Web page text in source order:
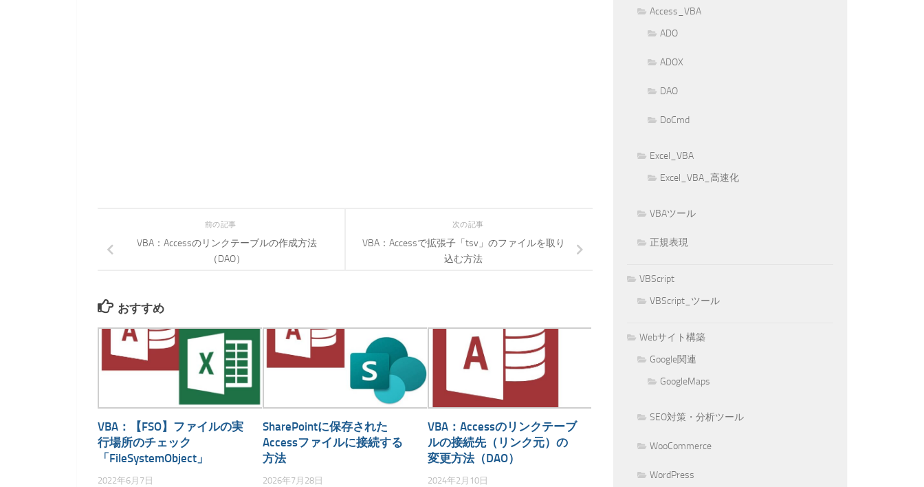
次の記事
VBA：Accessで拡張子「tsv」のファイルを取り
込む方法
前の記事
VBA：Accessのリンクテーブルの作成方法
（DAO）
おすすめ
VBA：【FSO】ファイルの実
行場所のチェック
「FileSystemObject」
2022年6月7日
SharePointに保存された
Accessファイルに接続する
方法
2026年7月28日
VBA：Accessのリンクテーブ
ルの接続先（リンク元）の
変更方法（DAO）
2024年2月10日
Access_VBA
ADO
ADOX
DAO
DoCmd
Excel_VBA
Excel_VBA_高速化
VBAツール
正規表現
VBScript
VBScript_ツール
Webサイト構築
Google関連
GoogleMaps
SEO対策・分析ツール
WooCommerce
WordPress